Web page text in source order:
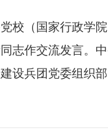
（国家行政学
志作交流发言。
设兵团党委组织